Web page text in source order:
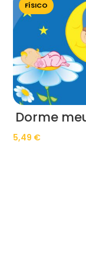
FÍSICO
Dorme
5,49 €